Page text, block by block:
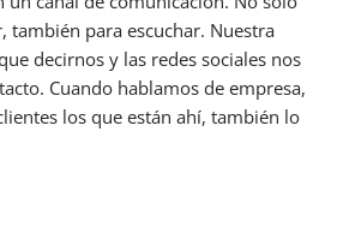
también para escuchar. Nuestra
decirnos y las redes sociales nos
Cuando hablamos de empresa,
los que están ahí, también lo